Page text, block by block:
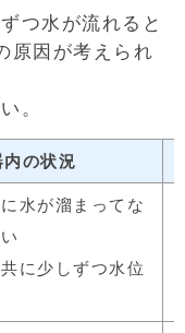
つ水が流れると
原因が考えられ
。
内の状況
水が溜まってな
に少しずつ水位